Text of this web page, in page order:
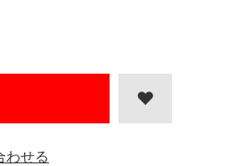
わせる